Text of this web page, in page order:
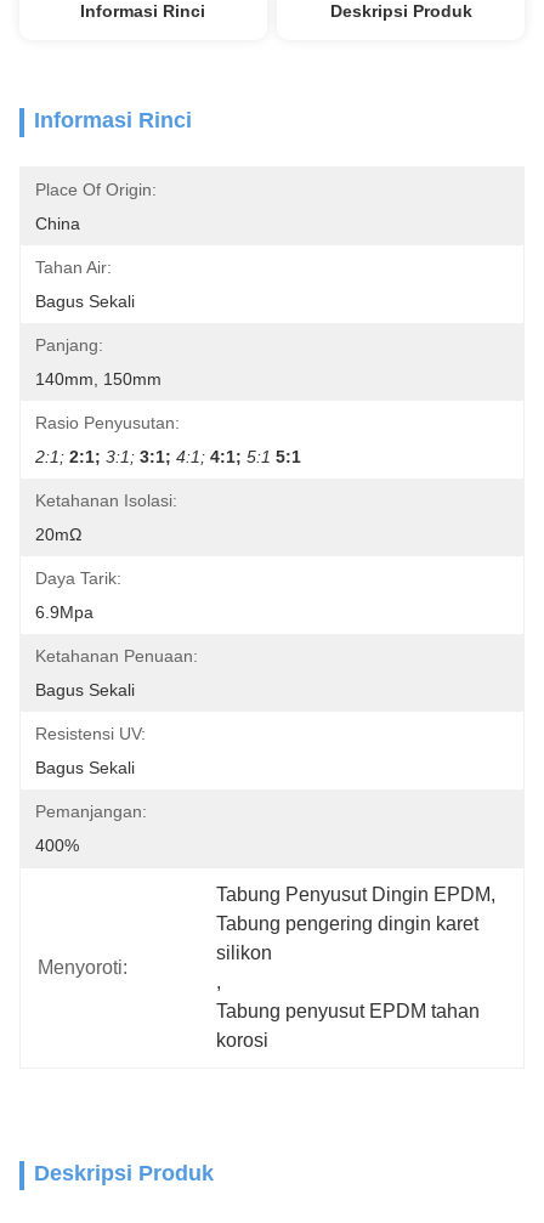
Informasi Rinci Deskripsi Produk
Informasi Rinci
Place Of Origin:
China
Tahan Air:
Bagus Sekali
Panjang:
140mm, 150mm
Rasio Penyusutan:
2:1; 2:1; 3:1; 3:1; 4:1; 4:1; 5:1 5:1
Ketahanan Isolasi:
20mΩ
Daya Tarik:
6.9Mpa
Ketahanan Penuaan:
Bagus Sekali
Resistensi UV:
Bagus Sekali
Pemanjangan:
400%
Menyoroti:
Tabung Penyusut Dingin EPDM,
Tabung pengering dingin karet
silikon
,
Tabung penyusut EPDM tahan
korosi
Deskripsi Produk